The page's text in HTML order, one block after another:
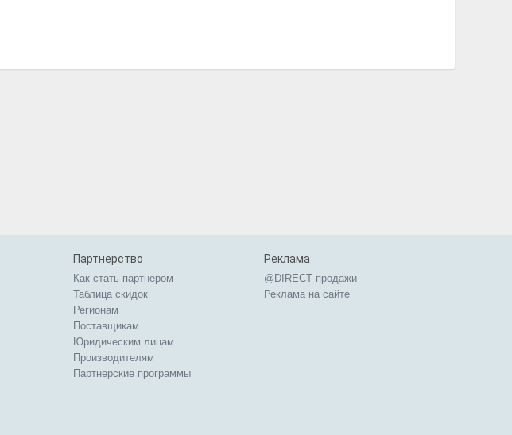
Партнерство
Как стать партнером
Таблица скидок
Регионам
Поставщикам
Юридическим лицам
Производителям
Партнерские программы
Реклама
@DIRECT продажи
Реклама на сайте